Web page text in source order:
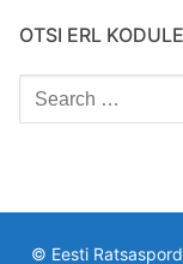
OTSI ERL
Search
for:
© Eesti